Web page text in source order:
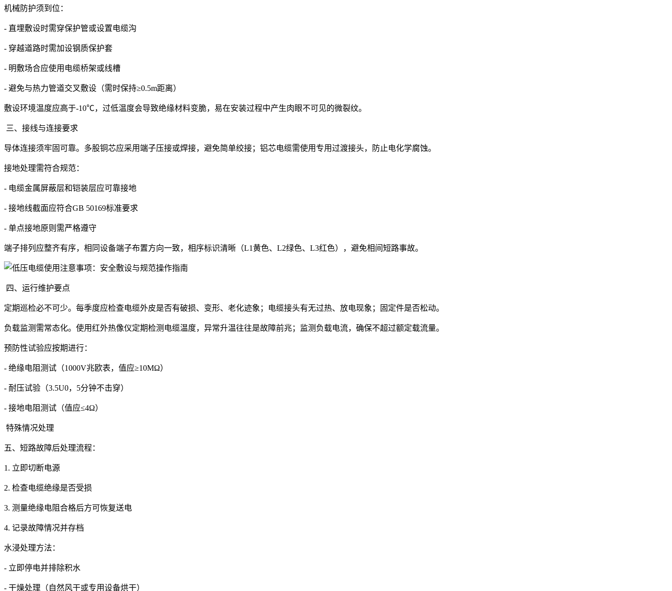
机械防护须到位：
- 直埋敷设时需穿保护管或设置电缆沟
- 穿越道路时需加设钢质保护套
- 明敷场合应使用电缆桥架或线槽
- 避免与热力管道交叉敷设（需时保持≥0.5m距离）
敷设环境温度应高于-10℃，过低温度会导致绝缘材料变脆，易在安装过程中产生肉眼不可见的微裂纹。
三、接线与连接要求
导体连接须牢固可靠。多股铜芯应采用端子压接或焊接，避免简单绞接；铝芯电缆需使用专用过渡接头，防止电化学腐蚀。
接地处理需符合规范：
- 电缆金属屏蔽层和铠装层应可靠接地
- 接地线截面应符合GB 50169标准要求
- 单点接地原则需严格遵守
端子排列应整齐有序，相同设备端子布置方向一致，相序标识清晰（L1黄色、L2绿色、L3红色），避免相间短路事故。
四、运行维护要点
定期巡检必不可少。每季度应检查电缆外皮是否有破损、变形、老化迹象；电缆接头有无过热、放电现象；固定件是否松动。
负载监测需常态化。使用红外热像仪定期检测电缆温度，异常升温往往是故障前兆；监测负载电流，确保不超过额定载流量。
预防性试验应按期进行：
- 绝缘电阻测试（1000V兆欧表，值应≥10MΩ）
- 耐压试验（3.5U0，5分钟不击穿）
- 接地电阻测试（值应≤4Ω）
特殊情况处理
五、短路故障后处理流程：
1. 立即切断电源
2. 检查电缆绝缘是否受损
3. 测量绝缘电阻合格后方可恢复送电
4. 记录故障情况并存档
水浸处理方法：
- 立即停电并排除积水
- 干燥处理（自然风干或专用设备烘干）